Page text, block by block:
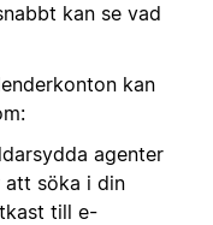
kan se vad
kan
agenter
att söka i din
till e-